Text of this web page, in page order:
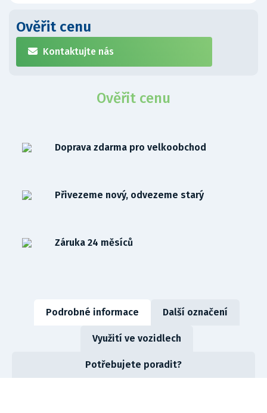
Ověřit cenu
Kontaktujte nás
Ověřit cenu
Doprava zdarma pro velkoobchod
Přivezeme nový, odvezeme starý
Záruka 24 měsíců
Podrobné informace Další označení
Využití ve vozidlech
Potřebujete poradit?